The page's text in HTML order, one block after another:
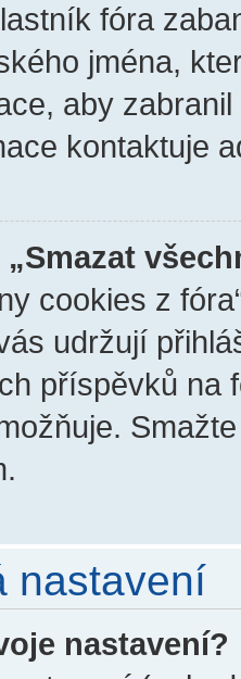
fóra
jména,
aby
kontaktuje
cookies z
udržují
příspěvků na
nastavení
nastavení?